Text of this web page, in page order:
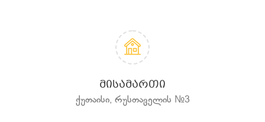
ᲛᲘᲡᲐᲛᲐᲠᲗᲘ
ქუთაისი, რუსთაველის №3